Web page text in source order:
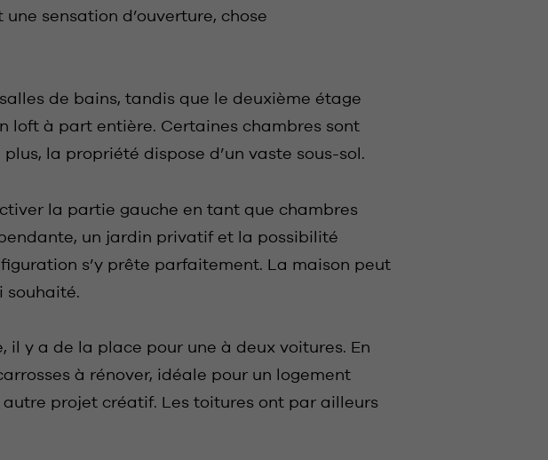
sensation d’ouverture, chose
de bains, tandis que le deuxième étage
loft à part entière. Certaines chambres sont
la propriété dispose d’un vaste sous-sol.
la partie gauche en tant que chambres
un jardin privatif et la possibilité
s’y prête parfaitement. La maison peut
souhaité.
y a de la place pour une à deux voitures. En
à rénover, idéale pour un logement
autre projet créatif. Les toitures ont par ailleurs